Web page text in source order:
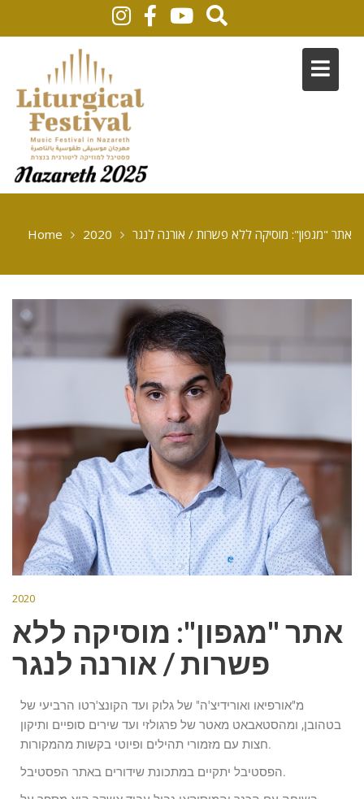
Home 2020 אתר "מגפון": מוסיקה ללא פשרות / אורנה לנגר
2020
אתר "מגפון": מוסיקה ללא
פשרות / אורנה לנגר
מ"אורפיאו ואורידיצ'ה" של גלוק ועד הקונצ'רטו הרביעי של
בטהובן, ומהסטאבאט מאטר של פרגולזי ועד שירים סופיים ותיקון
חצות עם מזמורי תהילים ופיוטי בקשות מהמקורות.
הפסטיבל יתקיים במתכונת שידורים באתר הפסטיבל.